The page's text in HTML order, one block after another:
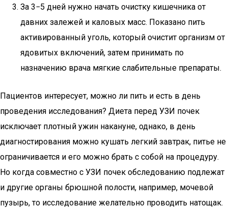
За 3−5 дней нужно начать очистку кишечника от
давних залежей и каловых масс. Показано пить
активированный уголь, который очистит организм от
ядовитых включений, затем принимать по
назначению врача мягкие слабительные препараты.
Пациентов интересует, можно ли пить и есть в день
проведения исследования? Диета перед УЗИ почек
исключает плотный ужин накануне, однако, в день
диагностирования можно кушать легкий завтрак, питье не
ограничивается и его можно брать с собой на процедуру.
Но когда совместно с УЗИ почек обследованию подлежат
и другие органы брюшной полости, например, мочевой
пузырь, то исследование желательно проводить натощак.